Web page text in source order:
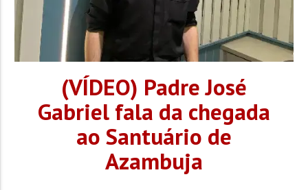
(VÍDEO) Padre José
Gabriel fala da chegada
ao Santuário de
Azambuja